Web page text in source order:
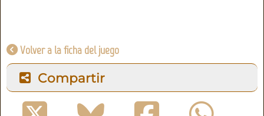
Volver a la ficha del juego
Compartir